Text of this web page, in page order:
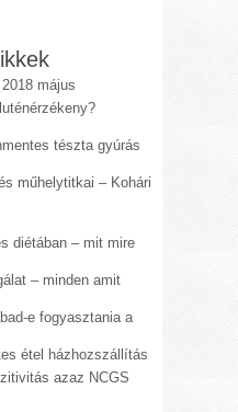
május
tészta gyúrás
műhelytitkai – Kohári
diétában – mit mire
– minden amit
e fogyasztania a
étel házhozszállítás
azaz NCGS